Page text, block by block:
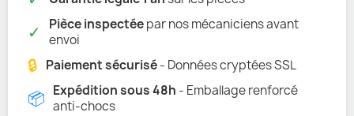
✓ Pièce inspectéepar nos mécaniciens avant
envoi
🔒 Paiement sécurisé- Données cryptées SSL
📦 Expédition sous 48h - Emballage renforcé
anti-chocs